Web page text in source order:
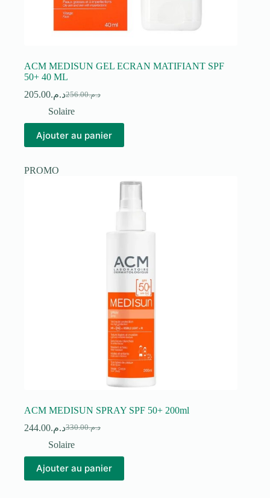
ACM MEDISUN GEL ECRAN MATIFIANT SPF
50+ 40 ML
د.م.256.00
Le
prix
initial
était :
د.م.205.00
Le
prix
actuel
est :
Solaire
Ajouter au panier
PROMO
ACM MEDISUN SPRAY SPF 50+ 200ml
د.م.330.00
Le
prix
était :
د.م.244.00
Le
prix
est :
Solaire
Ajouter au panier